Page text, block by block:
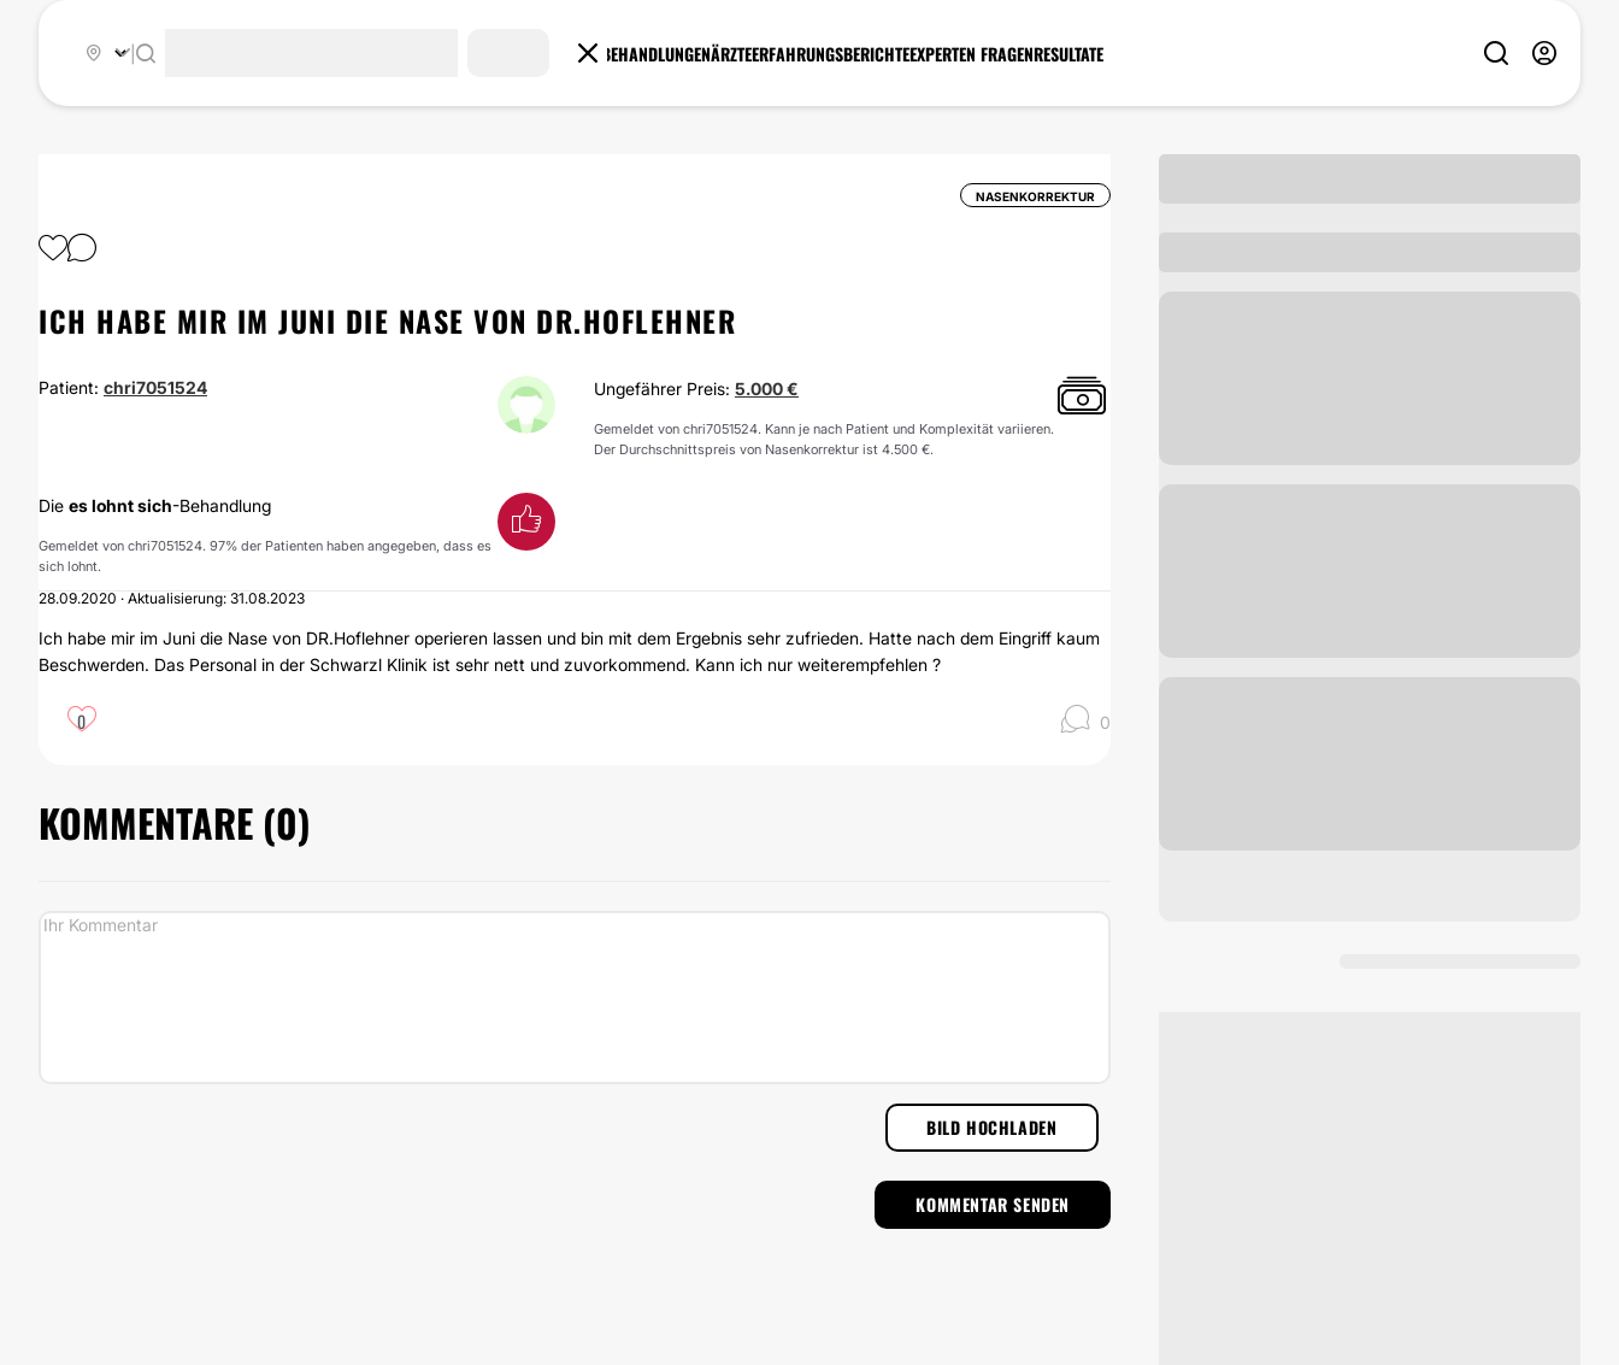
BEHANDLUNGENÄRZTEERFAHRUNGSBERICHTEEXPERTEN FRAGENRESULTATE
NASENKORREKTUR
ICH HABE MIR IM JUNI DIE NASE VON DR.HOFLEHNER
Patient: chri7051524 Ungefährer Preis: 5.000 €
Gemeldet von chri7051524. Kann je nach Patient und Komplexität variieren.
Der Durchschnittspreis von Nasenkorrektur ist 4.500 €.
Die es lohnt sich-Behandlung
Gemeldet von chri7051524. 97% der Patienten haben angegeben, dass es
sich lohnt.
28.09.2020 · Aktualisierung: 31.08.2023
Ich habe mir im Juni die Nase von DR.Hoflehner operieren lassen und bin mit dem Ergebnis sehr zufrieden. Hatte nach dem Eingriff kaum
Beschwerden. Das Personal in der Schwarzl Klinik ist sehr nett und zuvorkommend. Kann ich nur weiterempfehlen ?
0 0
KOMMENTARE (0)
BILD HOCHLADEN